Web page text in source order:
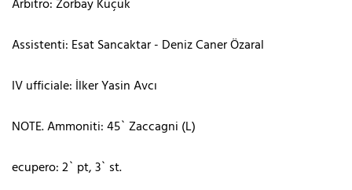
Assistenti: Esat Sancaktar - Deniz Caner Özaral
IV ufficiale: İlker Yasin Avcı
NOTE. Ammoniti: 45` Zaccagni (L)
ecupero: 2` pt, 3` st.